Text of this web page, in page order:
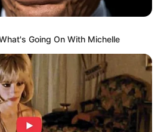
KOMENTAR
dipublikasikan. Ruas yang wajib ditandai
Going On With Michelle